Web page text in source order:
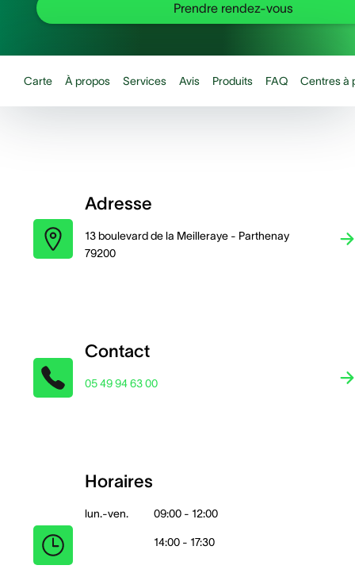
Prendre rendez-vous
Carte À propos Services Avis Produits FAQ Centres à
Adresse
13 boulevard de la Meilleraye - Parthenay
79200
Contact
05 49 94 63 00
Horaires
lun.-ven. 09:00 - 12:00
14:00 - 17:30